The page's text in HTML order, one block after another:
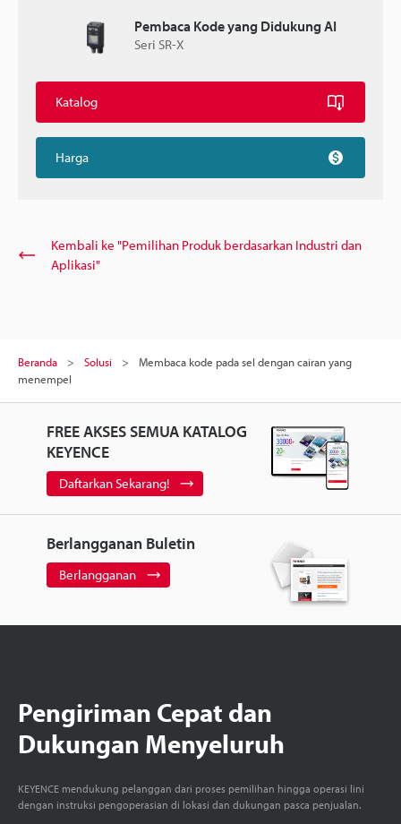
Pembaca Kode yang Didukung AI
Seri SR-X
Katalog
Harga
Kembali ke "Pemilihan Produk berdasarkan Industri dan
Aplikasi"
Beranda Solusi
Membaca kode pada sel dengan cairan yang
menempel
FREE AKSES SEMUA KATALOG
KEYENCE
Daftarkan Sekarang!
Berlangganan Buletin
Berlangganan
Pengiriman Cepat dan
Dukungan Menyeluruh
KEYENCE mendukung pelanggan dari proses pemilihan hingga operasi lini
dengan instruksi pengoperasian di lokasi dan dukungan pasca penjualan.